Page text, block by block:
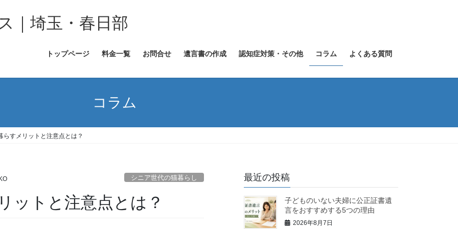
｜埼玉・春日部
トップページ 料金一覧 お問合せ 遺言書の作成 認知症対策・その他 コラム よくある質問
コラム
らすメリットと注意点とは？
シニア世代の猫暮らし
ットと注意点とは？
最近の投稿
子どものいない夫婦に公正証書遺
言をおすすめする5つの理由
2026年8月7日